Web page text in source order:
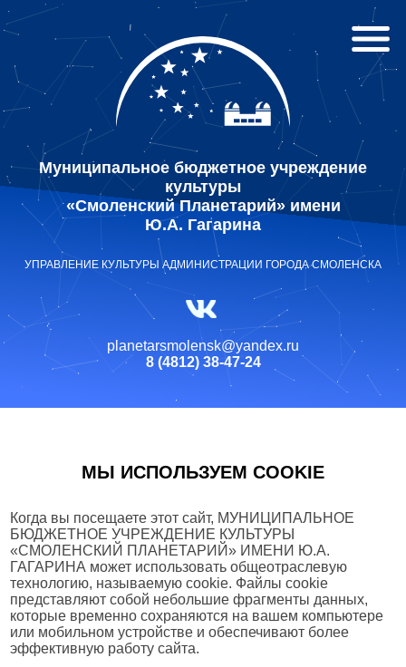
Муниципальное бюджетное учреждение
культуры
«Смоленский Планетарий» имени
Ю.А. Гагарина
УПРАВЛЕНИЕ КУЛЬТУРЫ АДМИНИСТРАЦИИ ГОРОДА СМОЛЕНСКА
planetarsmolensk@yandex.ru
8 (4812) 38-47-24
МЫ ИСПОЛЬЗУЕМ COOKIE
Когда вы посещаете этот сайт, МУНИЦИПАЛЬНОЕ
БЮДЖЕТНОЕ УЧРЕЖДЕНИЕ КУЛЬТУРЫ
«СМОЛЕНСКИЙ ПЛАНЕТАРИЙ» ИМЕНИ Ю.А.
ГАГАРИНА может использовать общеотраслевую
технологию, называемую cookie. Файлы cookie
представляют собой небольшие фрагменты данных,
которые временно сохраняются на вашем компьютере
или мобильном устройстве и обеспечивают более
эффективную работу сайта.